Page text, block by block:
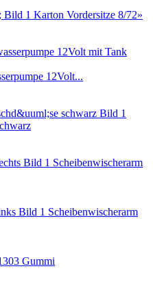
Karton Vordersitze 8/72»
12Volt...
Scheibenwischerarm
Scheibenwischerarm
Gummi